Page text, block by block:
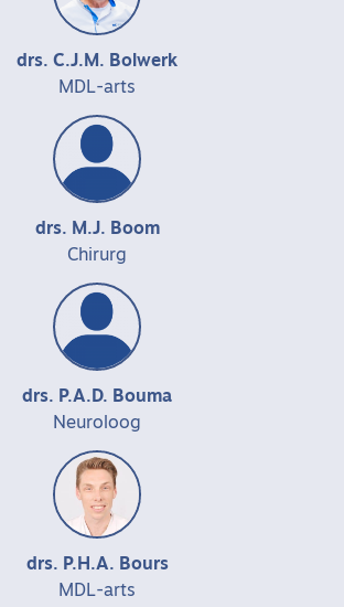
drs. C.J.M. Bolwerk
MDL-arts
drs. M.J. Boom
Chirurg
drs. P.A.D. Bouma
Neuroloog
drs. P.H.A. Bours
MDL-arts